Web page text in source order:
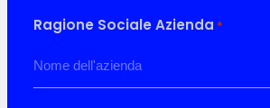
Ragione Sociale Azienda *